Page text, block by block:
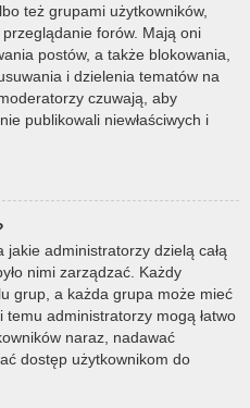
też grupami użytkowników,
forów. Mają oni
postów, a także blokowania,
i dzielenia tematów na
czuwają, aby
publikowali niewłaściwych i
administratorzy dzielą całą
nimi zarządzać. Każdy
grup, a każda grupa może mieć
temu administratorzy mogą łatwo
naraz, nadawać
dostęp użytkownikom do